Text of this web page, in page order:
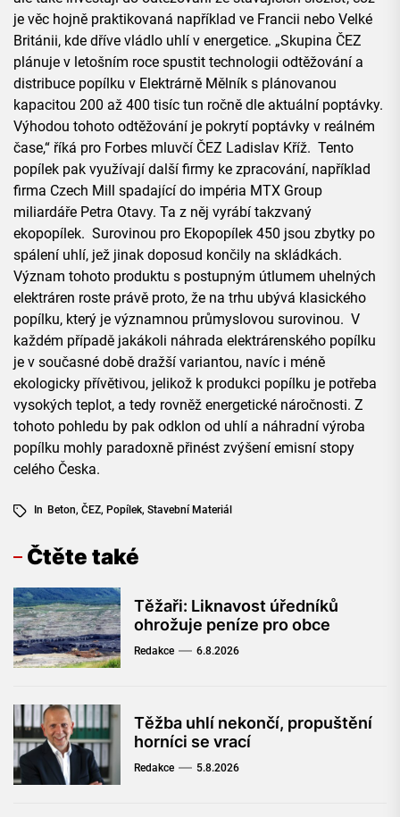
je věc hojně praktikovaná například ve Francii nebo Velké
Británii, kde dříve vládlo uhlí v energetice. „Skupina ČEZ
plánuje v letošním roce spustit technologii odtěžování a
distribuce popílku v Elektrárně Mělník s plánovanou
kapacitou 200 až 400 tisíc tun ročně dle aktuální poptávky.
Výhodou tohoto odtěžování je pokrytí poptávky v reálném
čase,“ říká pro Forbes mluvčí ČEZ Ladislav Kříž. Tento
popílek pak využívají další firmy ke zpracování, například
firma Czech Mill spadající do impéria MTX Group
miliardáře Petra Otavy. Ta z něj vyrábí takzvaný
ekopopílek. Surovinou pro Ekopopílek 450 jsou zbytky po
spálení uhlí, jež jinak doposud končily na skládkách.
Význam tohoto produktu s postupným útlumem uhelných
elektráren roste právě proto, že na trhu ubývá klasického
popílku, který je významnou průmyslovou surovinou. V
každém případě jakákoli náhrada elektrárenského popílku
je v současné době dražší variantou, navíc i méně
ekologicky přívětivou, jelikož k produkci popílku je potřeba
vysokých teplot, a tedy rovněž energetické náročnosti. Z
tohoto pohledu by pak odklon od uhlí a náhradní výroba
popílku mohly paradoxně přinést zvýšení emisní stopy
celého Česka.
In Beton, ČEZ, Popílek, Stavební Materiál
Čtěte také
Těžaři: Liknavost úředníků
ohrožuje peníze pro obce
Redakce 6.8.2026
Těžba uhlí nekončí, propuštění
horníci se vrací
Redakce 5.8.2026